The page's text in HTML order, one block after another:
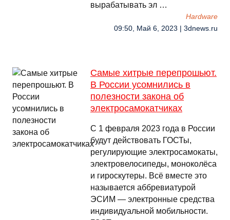
вырабатывать эл …
Hardware
09:50, Май 6, 2023 | 3dnews.ru
Самые хитрые перепрошьют.
В России усомнились в
полезности закона об
электросамокатчиках
C 1 февраля 2023 года в России
будут действовать ГОСТы,
регулирующие электросамокаты,
электровелосипеды, моноколёса
и гироскутеры. Всё вместе это
называется аббревиатурой
ЭСИМ — электронные средства
индивидуальной мобильности.